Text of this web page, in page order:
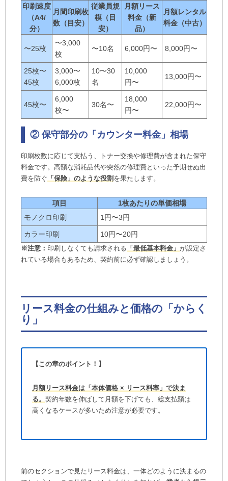
印刷速度
（A4/
分）
月間印刷枚
数（目安）
従業員規
模（目
安）
月額リース
料金（新
品）
月額レンタル
料金（中古）
〜25枚
〜3,000
枚
〜10名 6,000円〜 8,000円〜
25枚〜
45枚
3,000〜
6,000枚
10〜30
名
10,000
円〜
13,000円〜
45枚〜
6,000
枚〜
30名〜
18,000
円〜
22,000円〜
② 保守部分の「カウンター料金」相場
印刷枚数に応じて支払う、トナー交換や修理費が含まれた保守
料金です。高額な消耗品代や突然の修理費といった予期せぬ出
費を防ぐ 「保険」のような役割 を果たします。
項目
1枚あたりの単価相場
モノクロ印刷
1円〜3円
カラー印刷 10円〜20円
※注意： 印刷しなくても請求される 「最低基本料金」 が設定さ
れている場合もあるため、契約前に必ず確認しましょう。
リース料金の仕組みと価格の「からく
り」
【この章のポイント！】
月額リース料金は「本体価格 × リース料率」で決ま
る。 契約年数を伸ばして月額を下げても、総支払額は
高くなるケースが多いため注意が必要です。
前のセクションで見たリース料金は、一体どのように決まるの